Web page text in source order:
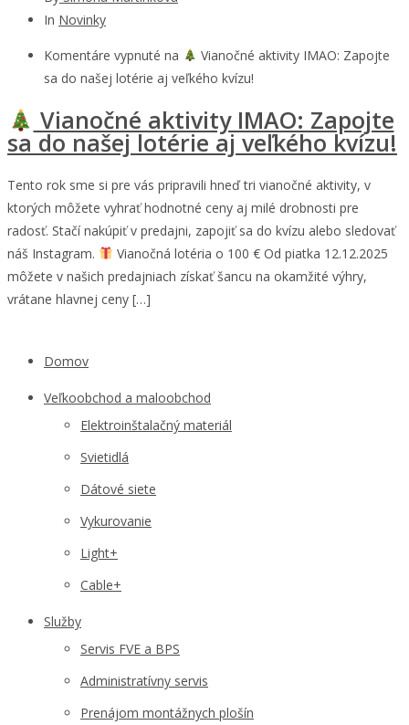
In Novinky
Komentáre vypnuté na
Vianočné aktivity IMAO: Zapojte
sa do našej lotérie aj veľkého kvízu!
Vianočné aktivity IMAO: Zapojte
sa do našej lotérie aj veľkého kvízu!
Tento rok sme si pre vás pripravili hneď tri vianočné aktivity, v
ktorých môžete vyhrať hodnotné ceny aj milé drobnosti pre
radosť. Stačí nakúpiť v predajni, zapojiť sa do kvízu alebo sledovať
náš Instagram.
Vianočná lotéria o 100 € Od piatka 12.12.2025
môžete v našich predajniach získať šancu na okamžité výhry,
vrátane hlavnej ceny […]
Domov
Veľkoobchod a maloobchod
Elektroinštalačný materiál
Svietidlá
Dátové siete
Vykurovanie
Light+
Cable+
Služby
Servis FVE a BPS
Administratívny servis
Prenájom montážnych plošín